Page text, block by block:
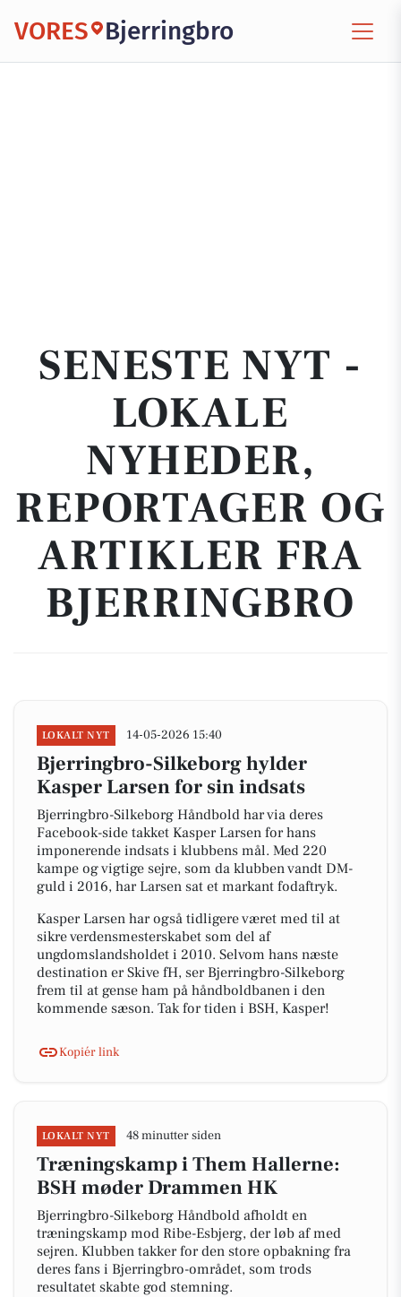
VORES Bjerringbro
SENESTE NYT -
LOKALE
NYHEDER,
REPORTAGER OG
ARTIKLER FRA
BJERRINGBRO
LOKALT NYT 14-05-2026 15:40
Bjerringbro-Silkeborg hylder
Kasper Larsen for sin indsats
Bjerringbro-Silkeborg Håndbold har via deres
Facebook-side takket Kasper Larsen for hans
imponerende indsats i klubbens mål. Med 220
kampe og vigtige sejre, som da klubben vandt DM-
guld i 2016, har Larsen sat et markant fodaftryk.
Kasper Larsen har også tidligere været med til at
sikre verdensmesterskabet som del af
ungdomslandsholdet i 2010. Selvom hans næste
destination er Skive fH, ser Bjerringbro-Silkeborg
frem til at gense ham på håndboldbanen i den
kommende sæson. Tak for tiden i BSH, Kasper!
Kopiér link
LOKALT NYT 48 minutter siden
Træningskamp i Them Hallerne:
BSH møder Drammen HK
Bjerringbro-Silkeborg Håndbold afholdt en
træningskamp mod Ribe-Esbjerg, der løb af med
sejren. Klubben takker for den store opbakning fra
deres fans i Bjerringbro-området, som trods
resultatet skabte god stemning.